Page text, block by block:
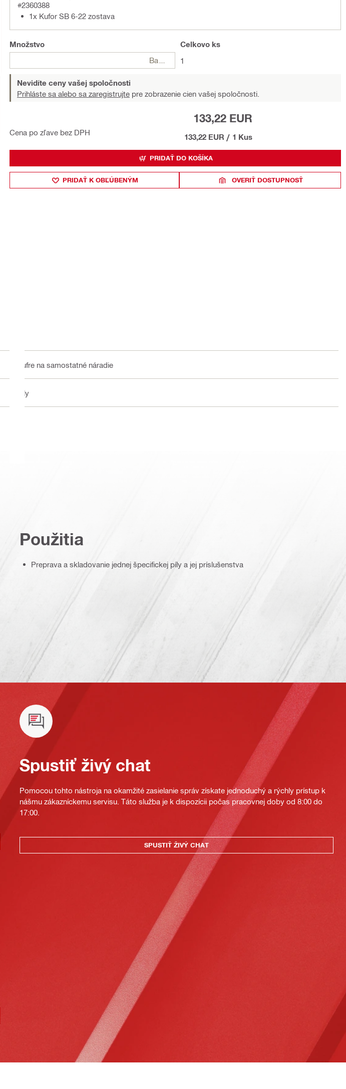
#2360388
1x Kufor SB 6-22 zostava
Množstvo
Celkovo ks
1
Nevidíte ceny vašej spoločnosti
Prihláste sa alebo sa zaregistrujte pre zobrazenie cien vašej spoločnosti.
Cena po zľave bez DPH
133,22 EUR
133,22 EUR / 1 Kus
PRIDAŤ DO KOŠÍKA
PRIDAŤ K OBĽÚBENÝM OVERIŤ DOSTUPNOSŤ
Kufre na samostatné náradie
Píly
Použitia
Preprava a skladovanie jednej špecifickej píly a jej príslušenstva
Spustiť živý chat
Pomocou tohto nástroja na okamžité zasielanie správ získate jednoduchý a rýchly prístup k
nášmu zákazníckemu servisu. Táto služba je k dispozícii počas pracovnej doby od 8:00 do
17:00.
SPUSTIŤ ŽIVÝ CHAT